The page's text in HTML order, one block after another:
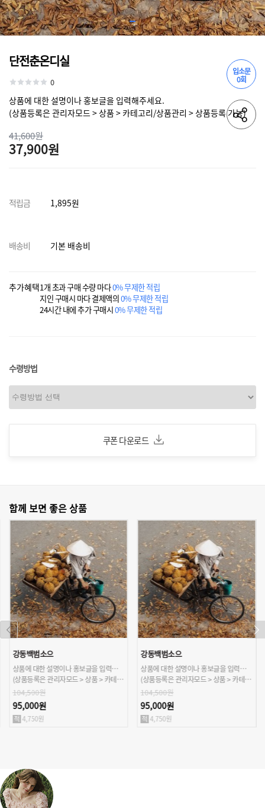
입소문
0회
단전춘온디실
0
상품에 대한 설명이나 홍보글을 입력해주세요.
(상품등록은 관리자모드 > 상품 > 카테고리/상품관리 > 상품등록 가능)
41,600원
37,900원
적립금 1,895원
배송비 기본 배송비
추가혜택1개 초과 구매 수량 마다0% 무제한 적립
지인 구매시 마다 결제액의0% 무제한 적립
24시간 내에 추가 구매시0% 무제한 적립
수령방법
쿠폰 다운로드
함께 보면 좋은 상품
강동백범소으
상품에 대한 설명이나 홍보글을 입력해주세요.
(상품등록은 관리자모드 > 상품 > 카테고리/상품관리 > 상품등록 가능)
104,500원
95,000원
4,750원
강동백범소으
상품에 대한 설명이나 홍보글을 입력해주세요.
(상품등록은 관리자모드 > 상품 > 카테고리/상품관리 > 상품등록 가능)
104,500원
95,000원
4,750원